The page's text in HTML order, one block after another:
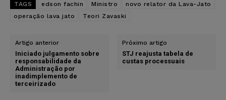
TAGS edson fachin Ministro
novo relator da Lava-Jato
operação lava jato
Teori Zavaski
Artigo anterior
Iniciado julgamento sobre
responsabilidade da
Administração por
inadimplemento de
terceirizado
Próximo artigo
STJ reajusta tabela de
custas processuais